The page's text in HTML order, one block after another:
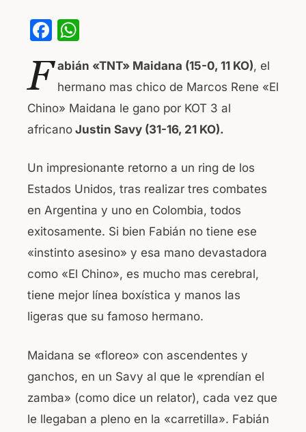
F
c
e
b
o
o
k
at
s
A
p
p
F abián «TNT» Maidana (15-0, 11 KO), el
hermano mas chico de Marcos Rene «El
Chino» Maidana le gano por KOT 3 al
africano Justin Savy (31-16, 21 KO).
Un impresionante retorno a un ring de los
Estados Unidos, tras realizar tres combates
en Argentina y uno en Colombia, todos
exitosamente. Si bien Fabián no tiene ese
«instinto asesino» y esa mano devastadora
como «El Chino», es mucho mas cerebral,
tiene mejor línea boxística y manos las
ligeras que su famoso hermano.
Maidana se «floreo» con ascendentes y
ganchos, en un Savy al que le «prendían el
zamba» (como dice un relator), cada vez que
le llegaban a pleno en la «carretilla». Fabián